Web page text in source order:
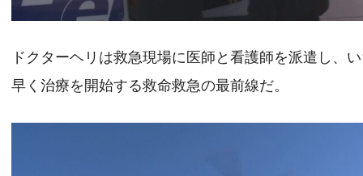
ドクターヘリは救急現場に医師と看護師を派遣し、
早く治療を開始する救命救急の最前線だ。